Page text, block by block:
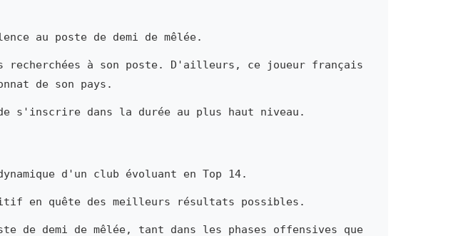
au poste de demi de mêlée.
recherchées à son poste. D'ailleurs, ce joueur français
de son pays.
s'inscrire dans la durée au plus haut niveau.
d'un club évoluant en Top 14.
en quête des meilleurs résultats possibles.
demi de mêlée, tant dans les phases offensives que